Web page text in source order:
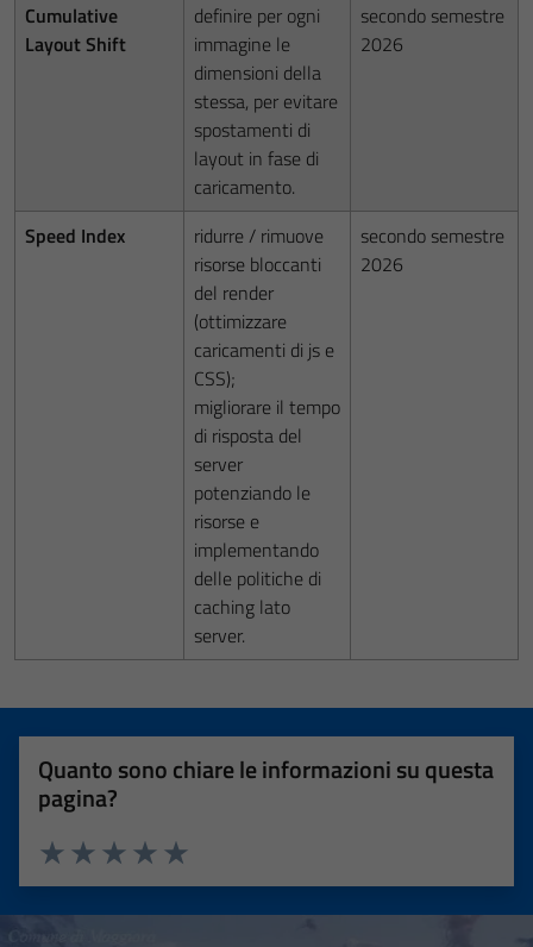
Cumulative
Layout Shift
definire per ogni
immagine le
dimensioni della
stessa, per evitare
spostamenti di
layout in fase di
caricamento.
secondo semestre
2026
Speed Index
ridurre / rimuove
risorse bloccanti
del render
(ottimizzare
caricamenti di js e
CSS);
migliorare il tempo
di risposta del
server
potenziando le
risorse e
implementando
delle politiche di
caching lato
server.
secondo semestre
2026
Quanto sono chiare le informazioni su questa
pagina?
Valuta 5 stelle su 5
Valuta 4 stelle su 5
Valuta 3 stelle su 5
Valuta 2 stelle su 5
Valuta 1 stelle su 5